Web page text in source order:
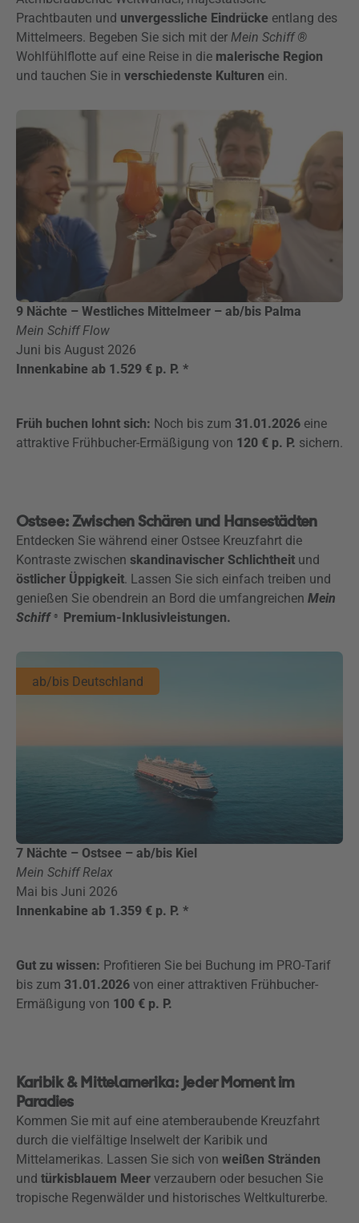
Prachtbauten und unvergessliche Eindrücke entlang des
Mittelmeers. Begeben Sie sich mit der Mein Schiff ®
Wohlfühlflotte auf eine Reise in die malerische Region
und tauchen Sie in verschiedenste Kulturen ein.
9 Nächte – Westliches Mittelmeer – ab/bis Palma
Mein Schiff Flow
Juni bis August 2026
Innenkabine ab 1.529 € p. P. *
Früh buchen lohnt sich: Noch bis zum 31.01.2026 eine
attraktive Frühbucher-Ermäßigung von 120 € p. P. sichern.
Ostsee: Zwischen Schären und Hansestädten
Entdecken Sie während einer Ostsee Kreuzfahrt die
Kontraste zwischen skandinavischer Schlichtheit und
östlicher Üppigkeit. Lassen Sie sich einfach treiben und
genießen Sie obendrein an Bord die umfangreichen Mein
Schiff ® Premium-Inklusivleistungen.
ab/bis Deutschland
7 Nächte – Ostsee – ab/bis Kiel
Mein Schiff Relax
Mai bis Juni 2026
Innenkabine ab 1.359 € p. P. *
Gut zu wissen: Profitieren Sie bei Buchung im PRO-Tarif
bis zum 31.01.2026 von einer attraktiven Frühbucher-
Ermäßigung von 100 € p. P.
Karibik & Mittelamerika: Jeder Moment im
Paradies
Kommen Sie mit auf eine atemberaubende Kreuzfahrt
durch die vielfältige Inselwelt der Karibik und
Mittelamerikas. Lassen Sie sich von weißen Stränden
und türkisblauem Meer verzaubern oder besuchen Sie
tropische Regenwälder und historisches Weltkulturerbe.